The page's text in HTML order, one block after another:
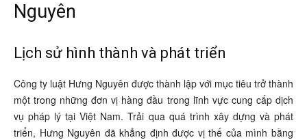
Nguyên
Lịch sử hình thành và phát triển
Công ty luật Hưng Nguyên được thành lập với mục tiêu trở thành
một trong những đơn vị hàng đầu trong lĩnh vực cung cấp dịch
vụ pháp lý tại Việt Nam. Trải qua quá trình xây dựng và phát
triển, Hưng Nguyên đã khẳng định được vị thế của mình bằng